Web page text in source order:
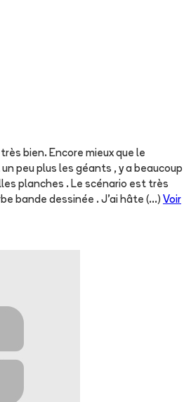
bien. Encore mieux que le
peu plus les géants , y a beaucoup
planches . Le scénario est très
bande dessinée . J'ai hâte (...) Voir